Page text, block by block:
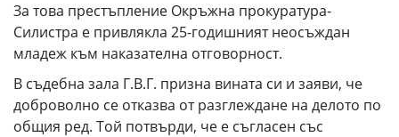
За това престъпление Окръжна прокуратура-
Силистра е привлякла 25-годишният неосъждан
младеж към наказателна отговорност.
В съдебна зала Г.В.Г. призна вината си и заяви, че
доброволно се отказва от разглеждане на делото по
общия ред. Той потвърди, че е съгласен със